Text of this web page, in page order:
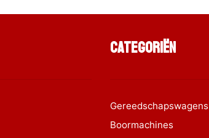
Categoriën
Gereedschapswagens
Boormachines